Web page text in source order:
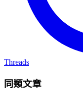
Threads
同類文章